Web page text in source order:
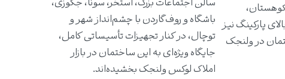
پارکینگ نیز
در ولنجک
باشگاه و روف‌گاردن با چشم‌انداز شهر و
توچال، در کنار تجهیزات تأسیساتی کامل،
جایگاه ویژه‌ای به این ساختمان در بازار
املاک لوکس ولنجک بخشیده‌اند.